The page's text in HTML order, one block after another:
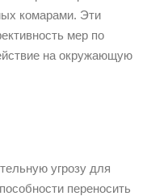
комарами. Эти
мер по
на окружающую
угрозу для
переносить